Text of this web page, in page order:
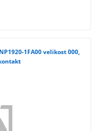
1FA00 velikost 000,